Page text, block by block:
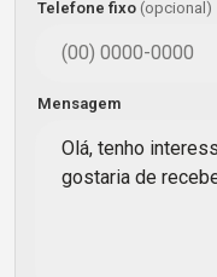
Telefone fixo (opcional)
Mensagem